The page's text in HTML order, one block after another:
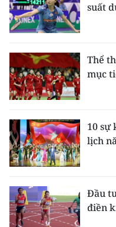
Media Thế giới
Media Giáo dục
Media Y tế
Media Khoa học -
Media Môi trường
Infographic
suất
Thể
mục
10 sự
lịch
Đầu
điền